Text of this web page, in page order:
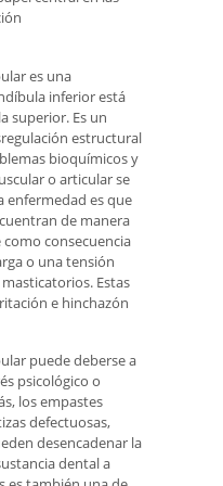
es una
inferior está
superior. Es un
estructural
bioquímicos y
o articular se
enfermedad es que
de manera
consecuencia
o una tensión
Estas
e hinchazón
puede deberse a
psicológico o
los empastes
defectuosas,
desencadenar la
dental a